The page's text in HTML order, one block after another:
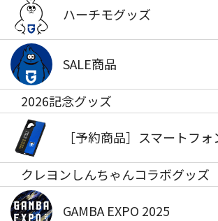
ハーチモグッズ
SALE商品
2026記念グッズ
［予約商品］スマートフォ
クレヨンしんちゃんコラボグッズ
GAMBA EXPO 2025